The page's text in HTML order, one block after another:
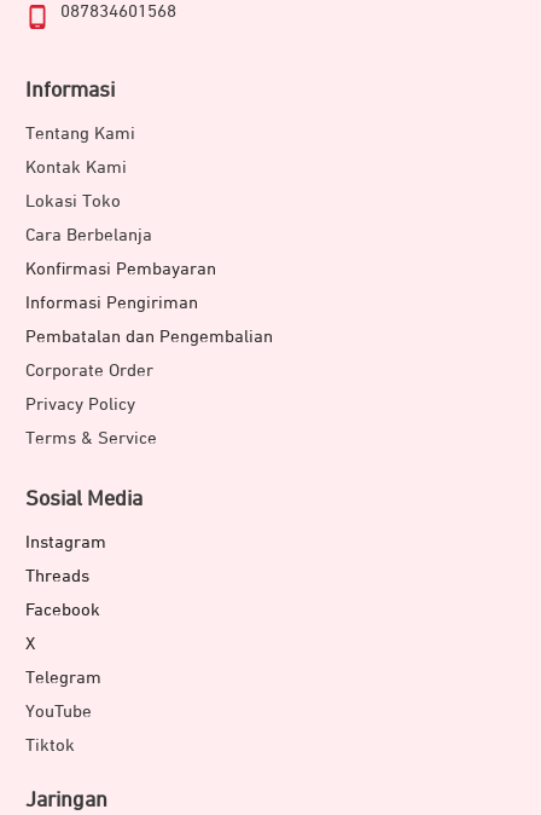
087834601568
Informasi
Tentang Kami
Kontak Kami
Lokasi Toko
Cara Berbelanja
Konfirmasi Pembayaran
Informasi Pengiriman
Pembatalan dan Pengembalian
Corporate Order
Privacy Policy
Terms & Service
Sosial Media
Instagram
Threads
Facebook
X
Telegram
YouTube
Tiktok
Jaringan